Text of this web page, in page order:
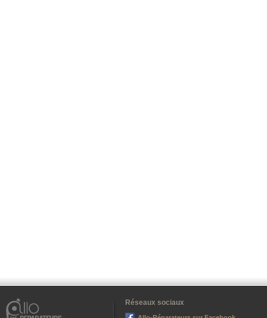
Réseaux sociaux